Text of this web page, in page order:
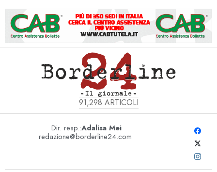
91,298 ARTICOLI
Dir. resp.:Adalisa Mei
redazione@borderline24.com